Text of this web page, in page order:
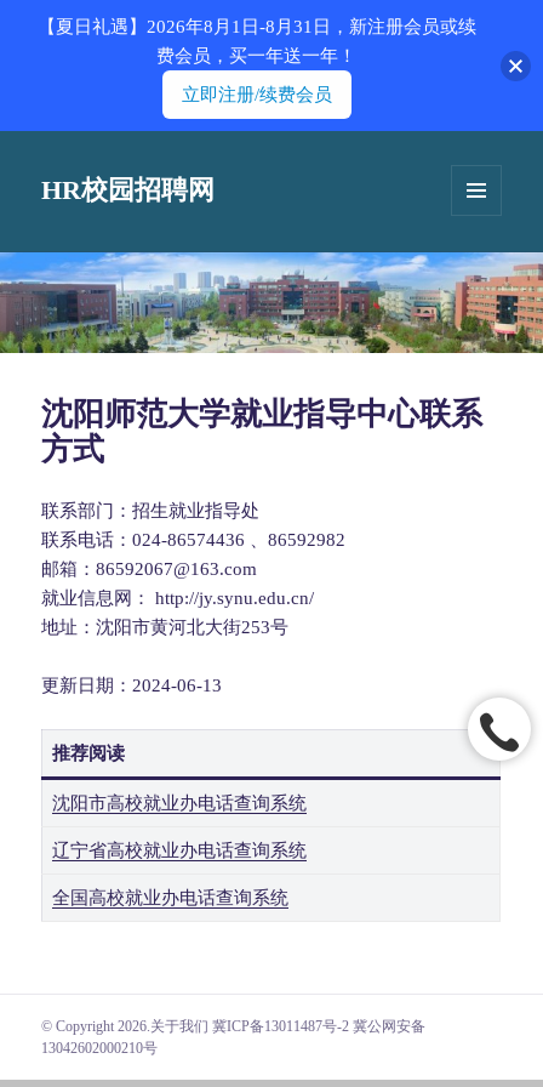
HR校园招聘网
沈阳师范大学就业指导中心联系
方式
联系部门：招生就业指导处
联系电话：024-86574436 、86592982
邮箱：86592067@163.com
就业信息网： http://jy.synu.edu.cn/
地址：沈阳市黄河北大街253号
更新日期：2024-06-13
推荐阅读
沈阳市高校就业办电话查询系统
辽宁省高校就业办电话查询系统
全国高校就业办电话查询系统
© Copyright 2026.关于我们 冀ICP备13011487号-2 冀公网安备
13042602000210号
【夏日礼遇】2026年8月1日-8月31日，新注册会员或续
费会员，买一年送一年！
立即注册/续费会员